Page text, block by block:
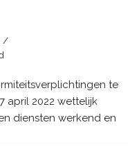
te
april 2022 wettelijk
diensten werkend en